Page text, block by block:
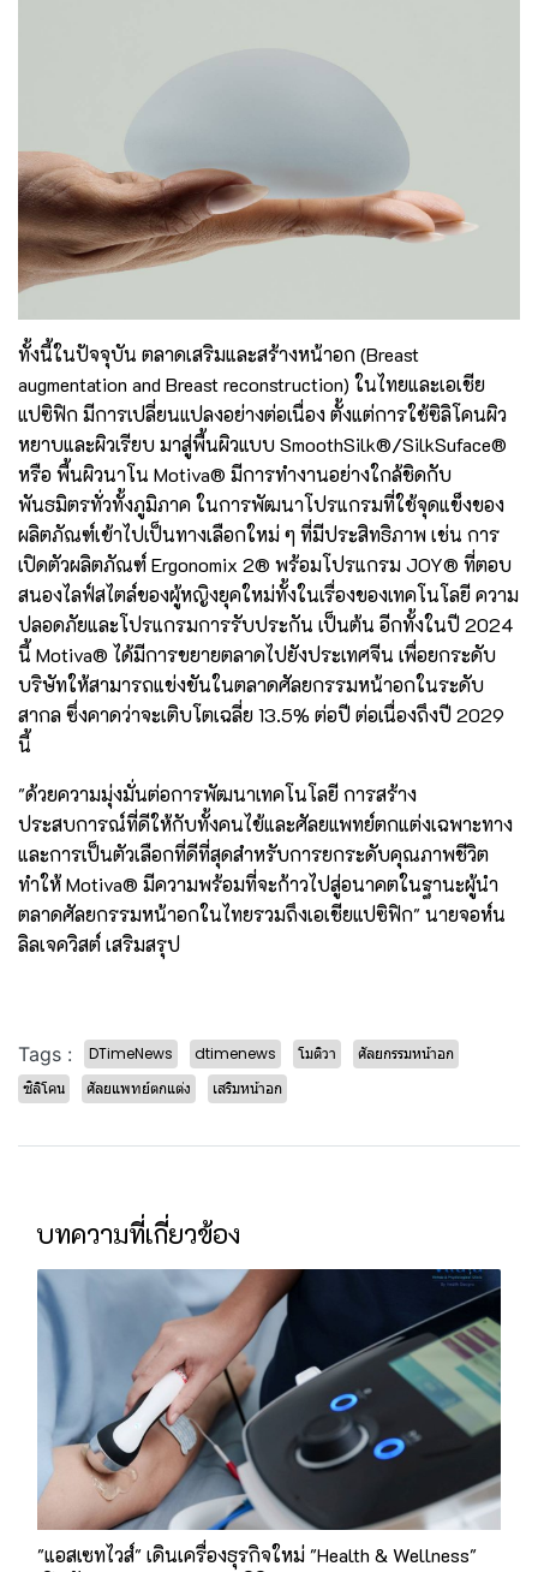
ทั้งนี้ในปัจจุบัน ตลาดเสริมและสร้างหน้าอก (Breast
augmentation and Breast reconstruction) ในไทยและเอเชีย
แปซิฟิก มีการเปลี่ยนแปลงอย่างต่อเนื่อง ตั้งแต่การใช้ซิลิโคนผิว
หยาบและผิวเรียบ มาสู่พื้นผิวแบบ SmoothSilk®/SilkSuface®
หรือ พื้นผิวนาโน Motiva® มีการทำงานอย่างใกล้ชิดกับ
พันธมิตรทั่วทั้งภูมิภาค ในการพัฒนาโปรแกรมที่ใช้จุดแข็งของ
ผลิตภัณฑ์เข้าไปเป็นทางเลือกใหม่ ๆ ที่มีประสิทธิภาพ เช่น การ
เปิดตัวผลิตภัณฑ์ Ergonomix 2® พร้อมโปรแกรม JOY® ที่ตอบ
สนองไลฟ์สไตล์ของผู้หญิงยุคใหม่ทั้งในเรื่องของเทคโนโลยี ความ
ปลอดภัยและโปรแกรมการรับประกัน เป็นต้น อีกทั้งในปี 2024
นี้ Motiva® ได้มีการขยายตลาดไปยังประเทศจีน เพื่อยกระดับ
บริษัทให้สามารถแข่งขันในตลาดศัลยกรรมหน้าอกในระดับ
สากล ซึ่งคาดว่าจะเติบโตเฉลี่ย 13.5% ต่อปี ต่อเนื่องถึงปี 2029
นี้
"ด้วยความมุ่งมั่นต่อการพัฒนาเทคโนโลยี การสร้าง
ประสบการณ์ที่ดีให้กับทั้งคนไข้และศัลยแพทย์ตกแต่งเฉพาะทาง
และการเป็นตัวเลือกที่ดีที่สุดสำหรับการยกระดับคุณภาพชีวิต
ทำให้ Motiva® มีความพร้อมที่จะก้าวไปสู่อนาคตในฐานะผู้นำ
ตลาดศัลยกรรมหน้าอกในไทยรวมถึงเอเชียแปซิฟิก" นายจอห์น
ลิลเจควิสต์ เสริมสรุป
Tags : DTimeNews dtimenews โมติวา
ศัลยกรรมหน้าอก
ซิลิโคน
ศัลยแพทย์ตกแต่ง เสริมหน้าอก
บทความที่เกี่ยวข้อง
"แอสเซทไวส์" เดินเครื่องธุรกิจใหม่ "Health & Wellness"